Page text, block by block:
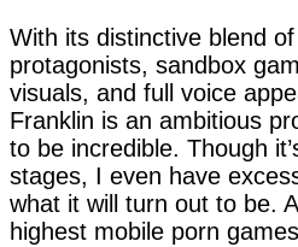
With its distinctive blend
protagonists, sandbox
visuals, and full voice
Franklin is an ambitious
to be incredible. Though
stages, I even have
what it will turn out to be.
highest mobile porn